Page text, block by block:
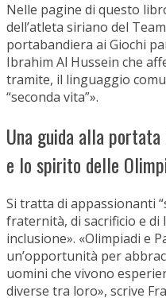
Nelle pagine di questo
dell’atleta siriano del
portabandiera ai Giochi
Ibrahim Al Hussein che
tramite, il linguaggio
“seconda vita”».
Una guida alla
e lo spirito delle
Si tratta di appassionanti
fraternità, di sacrificio e
inclusione». «Olimpiadi e
un’opportunità per
uomini che vivono
diverse tra loro», scrive